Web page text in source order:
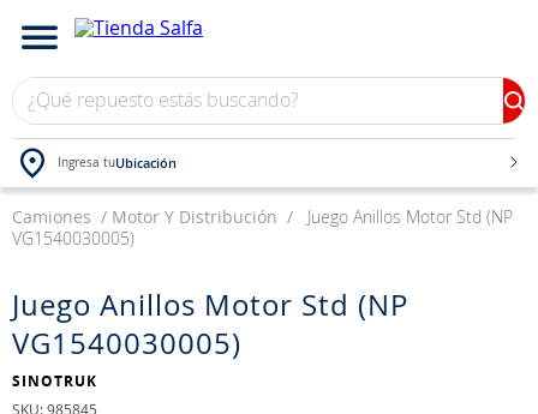
¿Qué repuesto estás buscando?
Ingresa tuUbicación
Camiones Motor Y Distribución
Juego Anillos Motor Std (NP
VG1540030005)
Juego Anillos Motor Std (NP
VG1540030005)
SINOTRUK
: 985845
TÉRMINOS MÁS BUSCADOS
2.
neumáticos
3.
westlake
4.
yokohama